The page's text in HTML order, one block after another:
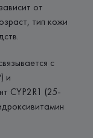
от
тип кожи
с
и
CYP2R1 (25-